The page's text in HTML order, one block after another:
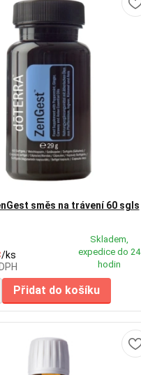
směs na trávení 60 sgls
/ks
Skladem,
expedice do 24
hodin
Přidat do košíku